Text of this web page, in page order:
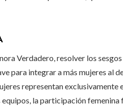
Verdadero, resolver los sesgos
para integrar a más mujeres al
representan exclusivamente
la participación femenina